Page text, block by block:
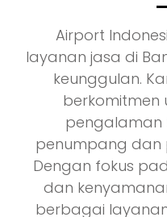
Airport
layanan jasa di
keunggulan.
berkomitmen
pengalaman
penumpang dan
Dengan fokus
dan
berbagai